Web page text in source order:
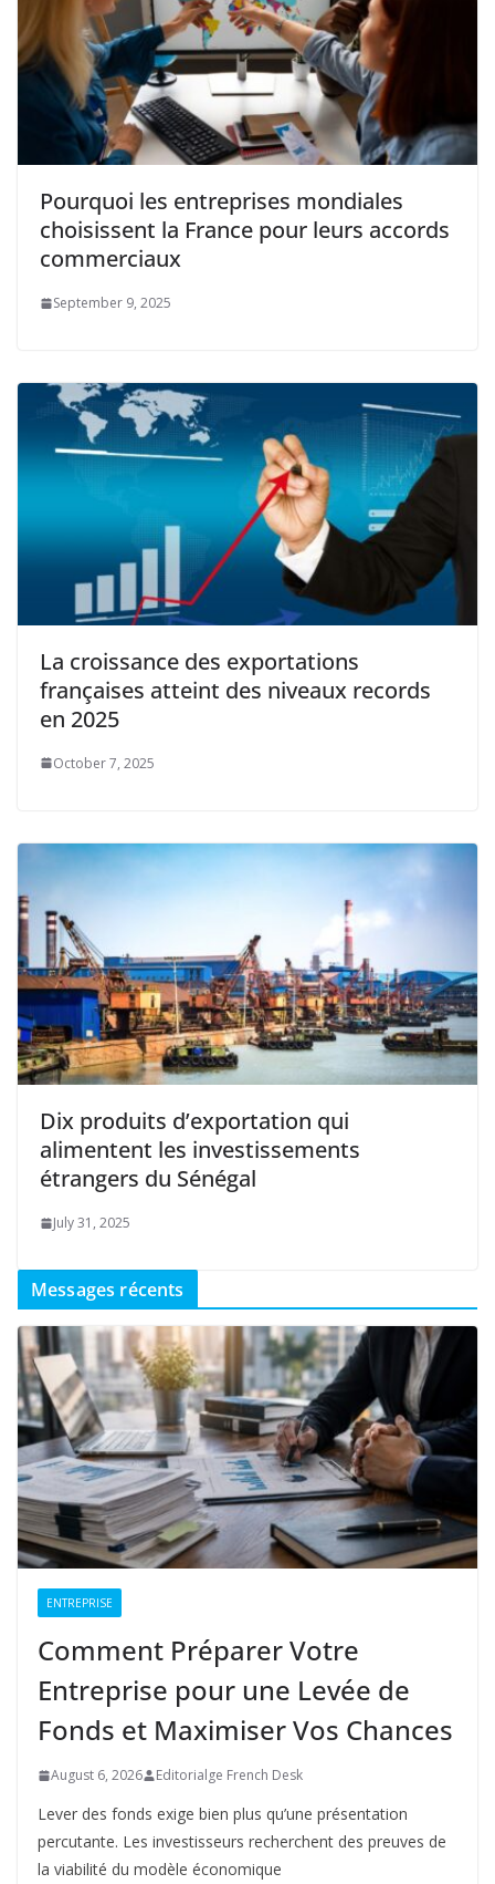
Pourquoi les entreprises mondiales
choisissent la France pour leurs accords
commerciaux
September 9, 2025
La croissance des exportations
françaises atteint des niveaux records
en 2025
October 7, 2025
Dix produits d’exportation qui
alimentent les investissements
étrangers du Sénégal
July 31, 2025
Messages récents
ENTREPRISE
Comment Préparer Votre
Entreprise pour une Levée de
Fonds et Maximiser Vos Chances
August 6, 2026 Editorialge French Desk
Lever des fonds exige bien plus qu’une présentation
percutante. Les investisseurs recherchent des preuves de
la viabilité du modèle économique